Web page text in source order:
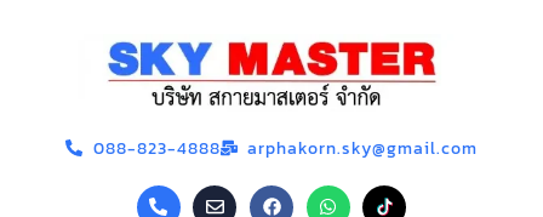
088-823-4888 arphakorn.sky@gmail.com